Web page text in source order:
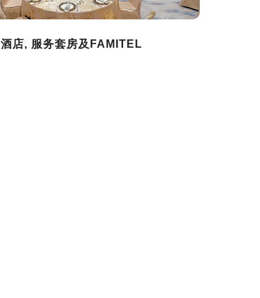
酒店, 服务套房及FAMITEL